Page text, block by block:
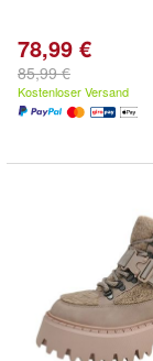
78,99 €
85,99 €
Kostenloser Versand